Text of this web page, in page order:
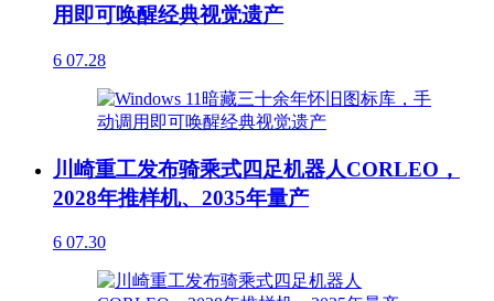
用即可唤醒经典视觉遗产
6 07.28
川崎重工发布骑乘式四足机器人CORLEO，
2028年推样机、2035年量产
6 07.30